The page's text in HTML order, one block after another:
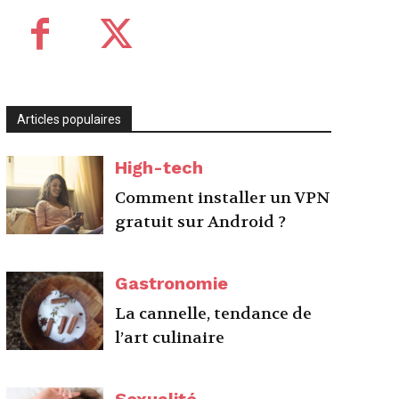
Articles populaires
High-tech
Comment installer un VPN
gratuit sur Android ?
Gastronomie
La cannelle, tendance de
l’art culinaire